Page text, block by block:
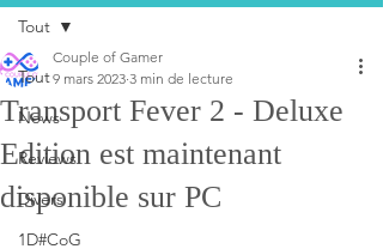
Tout
News
Reviews
Divers
1D#CoG
Tout
Transport Fever 2 - Deluxe
Edition est maintenant
disponible sur PC
Couple of Gamer
9 mars 2023 3 min de lecture